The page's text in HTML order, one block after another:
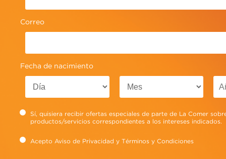
Correo
Fecha de nacimiento
Sí, quisiera recibir ofertas especiales de parte de La Comer
productos/servicios correspondientes a los intereses indicados.
Acepto Aviso de Privacidad y Términos y Condiciones